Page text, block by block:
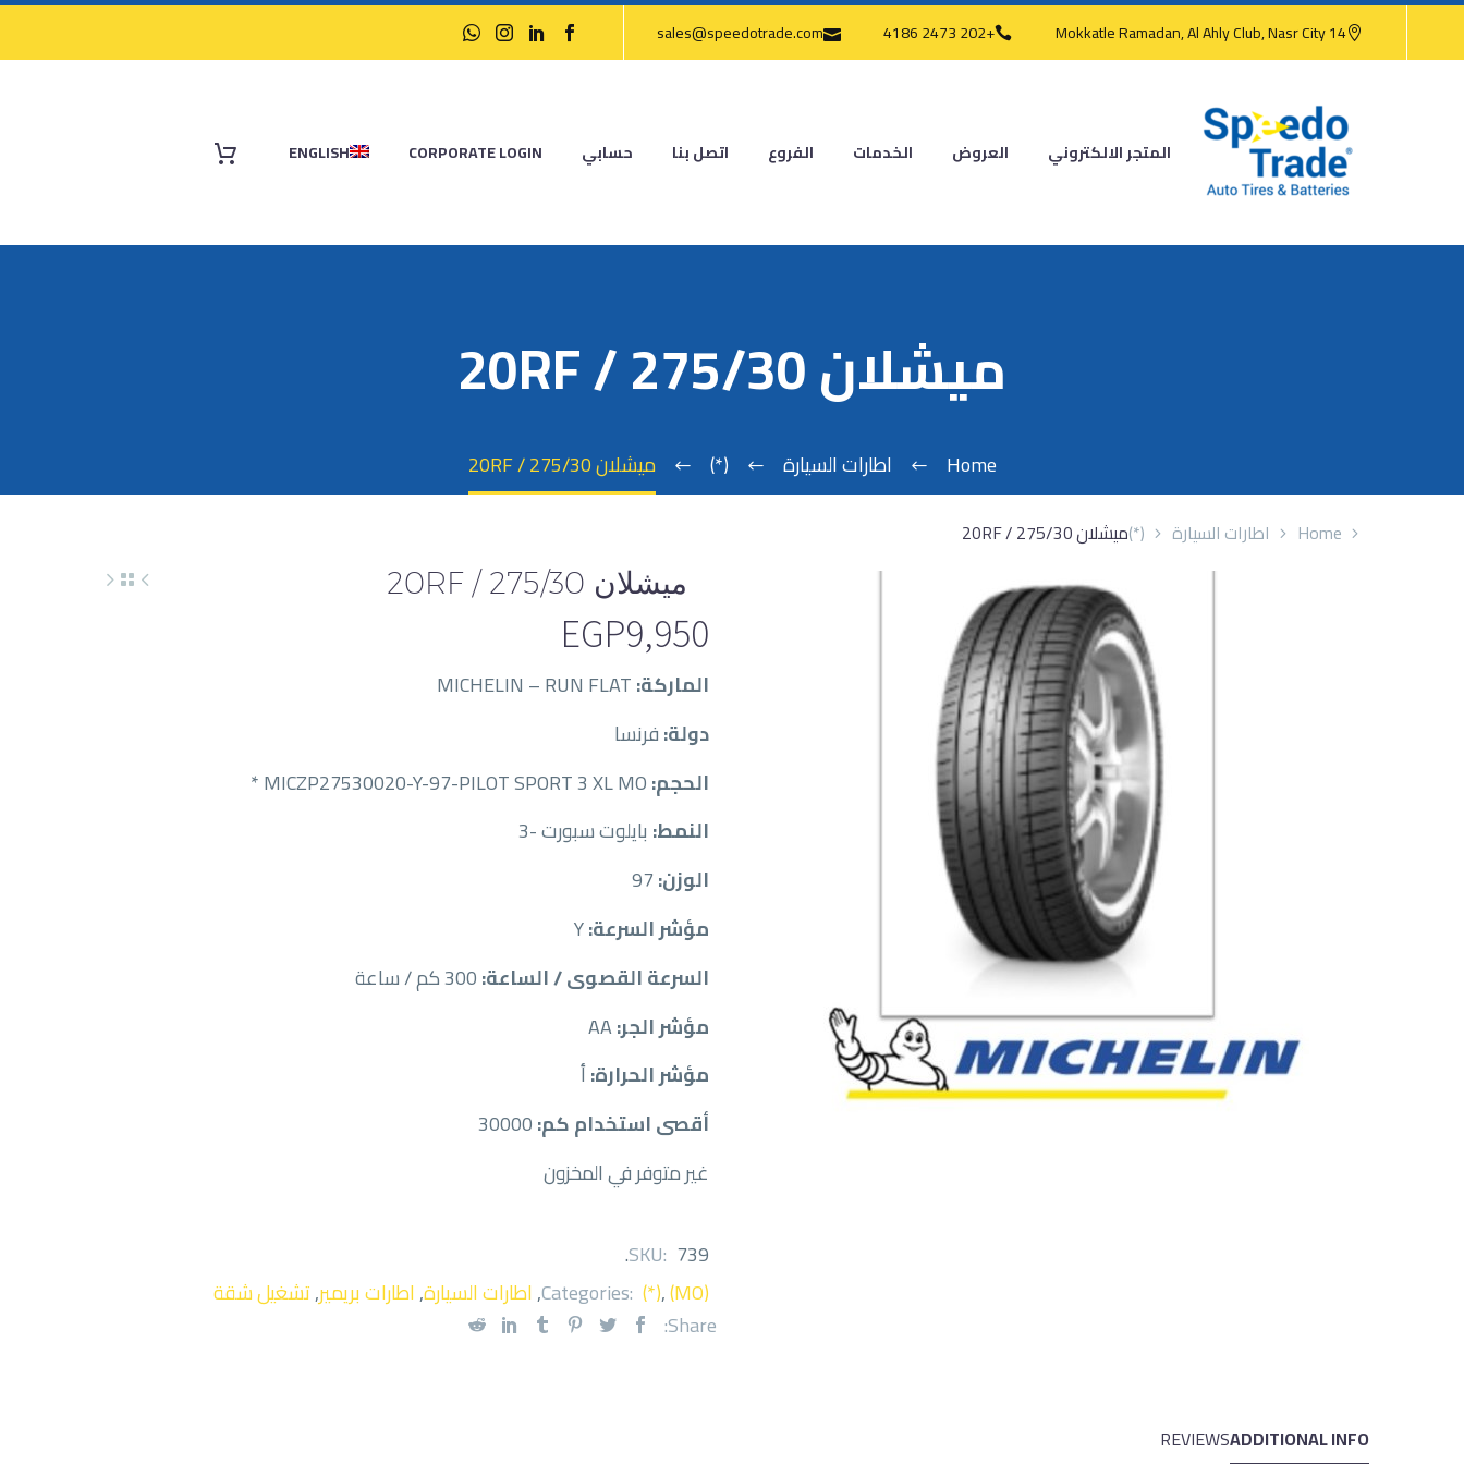
14 Mokkatle Ramadan, Al Ahly Club, Nasr City
+202 2473 4186
sales@speedotrade.com
المتجر الالكتروني العروض الخدمات الفروع اتصل بنا حسابي CORPORATE LOGIN
ENGLISH
ميشلان 275/30 / 20RF
Home اطارات السيارة (*) ميشلان 275/30 / 20RF
Home اطارات السيارة (*)ميشلان 275/30 / 20RF
ميشلان 275/30 / 20RF
EGP9,950
الماركة:
دولة:فرنسا
الحجم:
النمط: بايلوت سبورت -3
الوزن:
مؤشر السرعة:
السرعة القصوى / الساعة:
مؤشر الجر:
مؤشر الحرارة:أ
أقصى استخدام كم:
غير متوفر في المخزون
SKU: 739
.
Categories: (*),(MO)
,اطارات السيارة,اطارات بريمير,تشغيل شقة
Share:
ADDITIONAL INFO
REVIEWS